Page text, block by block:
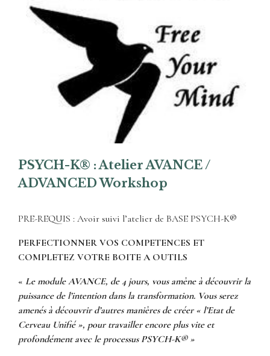
PSYCH-K® : Atelier AVANCE /
ADVANCED Workshop
PRE-REQUIS : Avoir suivi l’atelier de BASE PSYCH-K®
PERFECTIONNER VOS COMPETENCES ET
COMPLETEZ VOTRE BOITE A OUTILS
« Le module AVANCE, de 4 jours, vous amène à découvrir la
puissance de l’intention dans la transformation. Vous serez
amenés à découvrir d’autres manières de créer « l’Etat de
Cerveau Unifié », pour travailler encore plus vite et
profondément avec le processus PSYCH-K® »